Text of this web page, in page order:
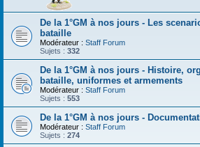
De la 1°GM à nos jours - Les
bataille
Modérateur : Staff Forum
Sujets : 332
De la 1°GM à nos jours - Histoire,
bataille, uniformes et armements
Modérateur : Staff Forum
Sujets : 553
De la 1°GM à nos jours -
Modérateur : Staff Forum
Sujets : 274